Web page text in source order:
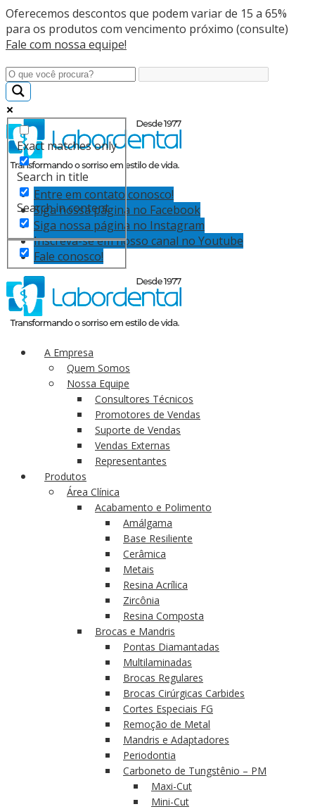
Oferecemos descontos que podem variar de 15 a 65%
para os produtos com vencimento próximo (consulte)
Fale com nossa equipe!
Exact matches only
Search in title
Search in content
Entre em contato conosco!
Siga nossa página no Facebook
Siga nossa página no Instagram
Inscreva-se em nosso canal no Youtube
Fale conosco!
A Empresa
Quem Somos
Nossa Equipe
Consultores Técnicos
Promotores de Vendas
Suporte de Vendas
Vendas Externas
Representantes
Produtos
Área Clínica
Acabamento e Polimento
Amálgama
Base Resiliente
Cerâmica
Metais
Resina Acrílica
Zircônia
Resina Composta
Brocas e Mandris
Pontas Diamantadas
Multilaminadas
Brocas Regulares
Brocas Cirúrgicas Carbides
Cortes Especiais FG
Remoção de Metal
Mandris e Adaptadores
Periodontia
Carboneto de Tungstênio – PM
Maxi-Cut
Mini-Cut